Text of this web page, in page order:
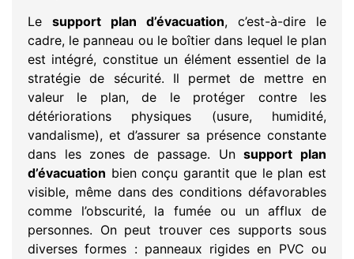
Le support plan d’évacuation, c’est-à-dire le
cadre, le panneau ou le boîtier dans lequel le plan
est intégré, constitue un élément essentiel de la
stratégie de sécurité. Il permet de mettre en
valeur le plan, de le protéger contre les
détériorations physiques (usure, humidité,
vandalisme), et d’assurer sa présence constante
dans les zones de passage. Unsupport plan
d’évacuation bien conçu garantit que le plan est
visible, même dans des conditions défavorables
comme l’obscurité, la fumée ou un afflux de
personnes. On peut trouver ces supports sous
diverses formes : panneaux rigides en PVC ou